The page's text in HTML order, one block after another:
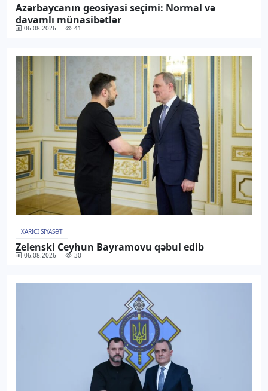
Azərbaycanın geosiyasi seçimi: Normal və
davamlı münasibətlər
06.08.2026 41
XARICI SIYASƏT
Zelenski Ceyhun Bayramovu qəbul edib
06.08.2026 30